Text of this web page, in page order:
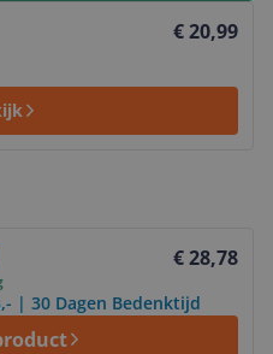
€ 20,99
€ 28,78
| 30 Dagen Bedenktijd